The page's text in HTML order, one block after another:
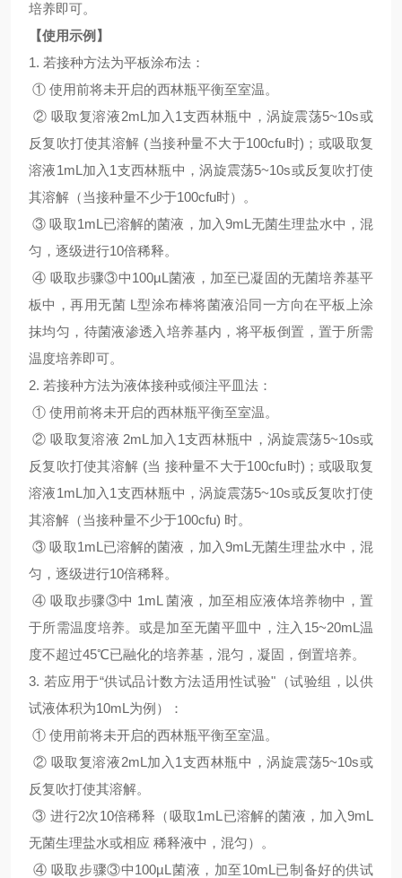
培养即可。
【使用示例】
1. 若接种方法为平板涂布法：
① 使用前将未开启的西林瓶平衡至室温。
② 吸取复溶液2mL加入1支西林瓶中，涡旋震荡5~10s或
反复吹打使其溶解 (当接种量不大于100cfu时)；或吸取复
溶液1mL加入1支西林瓶中，涡旋震荡5~10s或反复吹打使
其溶解（当接种量不少于100cfu时）。
③ 吸取1mL已溶解的菌液，加入9mL无菌生理盐水中，混
匀，逐级进行10倍稀释。
④ 吸取步骤③中100µL菌液，加至已凝固的无菌培养基平
板中，再用无菌 L型涂布棒将菌液沿同一方向在平板上涂
抹均匀，待菌液渗透入培养基内，将平板倒置，置于所需
温度培养即可。
2. 若接种方法为液体接种或倾注平皿法：
① 使用前将未开启的西林瓶平衡至室温。
② 吸取复溶液 2mL加入1支西林瓶中，涡旋震荡5~10s或
反复吹打使其溶解 (当 接种量不大于100cfu时)；或吸取复
溶液1mL加入1支西林瓶中，涡旋震荡5~10s或反复吹打使
其溶解（当接种量不少于100cfu) 时。
③ 吸取1mL已溶解的菌液，加入9mL无菌生理盐水中，混
匀，逐级进行10倍稀释。
④ 吸取步骤③中 1mL 菌液，加至相应液体培养物中，置
于所需温度培养。或是加至无菌平皿中，注入15~20mL温
度不超过45℃已融化的培养基，混匀，凝固，倒置培养。
3. 若应用于“供试品计数方法适用性试验"（试验组，以供
试液体积为10mL为例）：
① 使用前将未开启的西林瓶平衡至室温。
② 吸取复溶液2mL加入1支西林瓶中，涡旋震荡5~10s或
反复吹打使其溶解。
③ 进行2次10倍稀释（吸取1mL已溶解的菌液，加入9mL
无菌生理盐水或相应 稀释液中，混匀）。
④ 吸取步骤③中100µL菌液，加至10mL已制备好的供试